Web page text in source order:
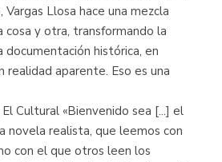
Llosa hace una mezcla
cosa y otra, transformando la
documentación histórica, en
realidad aparente. Eso es una
El Cultural «Bienvenido sea [...] el
novela realista, que leemos con
con el que otros leen los